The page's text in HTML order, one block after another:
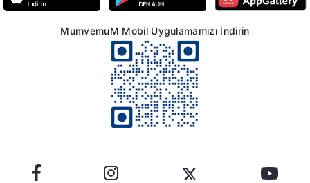
MumvemuM Mobil Uygulamamızı İndirin